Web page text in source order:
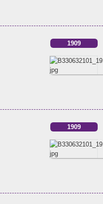
1909
1909